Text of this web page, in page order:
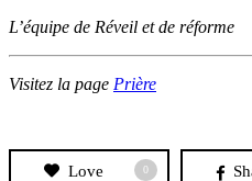
L’équipe de Réveil et de réforme
Visitez la page Prière
Love 0